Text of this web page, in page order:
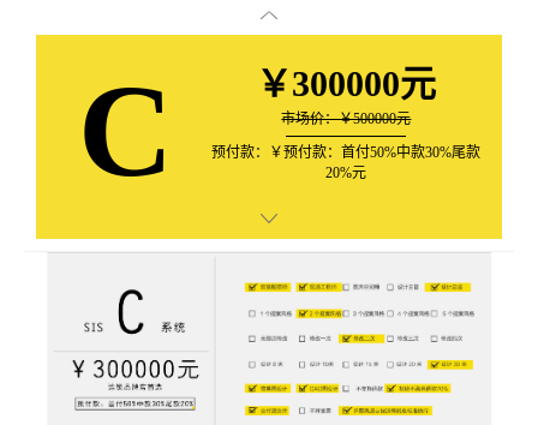

C ￥300000元
市场价：￥500000元
预付款：￥预付款：首付50%中款30%尾款
20%元
